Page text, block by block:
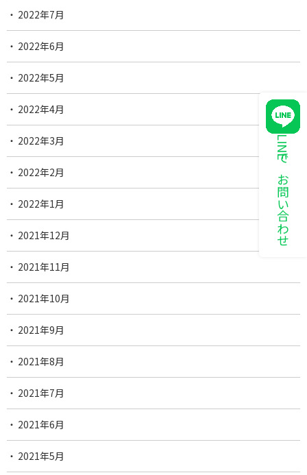
LINEでお問い合わせ
2022年7月
2022年6月
2022年5月
2022年4月
2022年3月
2022年2月
2022年1月
2021年12月
2021年11月
2021年10月
2021年9月
2021年8月
2021年7月
2021年6月
2021年5月